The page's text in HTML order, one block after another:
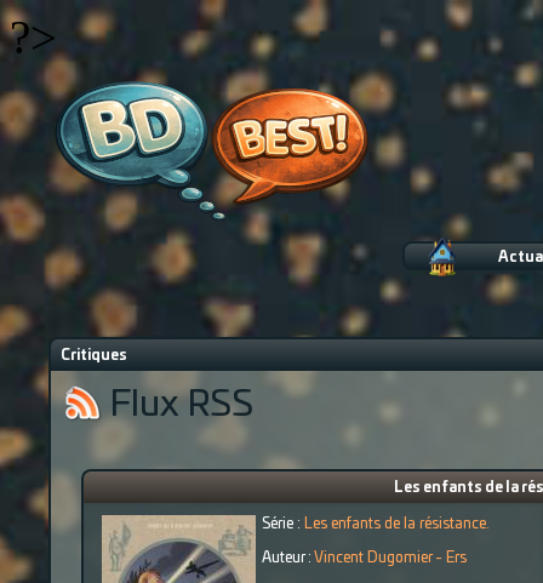
?>
Critiques
Flux RSS
Les enfants de la
Série : Les enfants de la résistance.
Auteur : Vincent Dugomier - Ers